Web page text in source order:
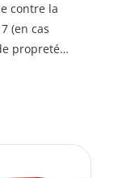
contre la
(en cas
propreté